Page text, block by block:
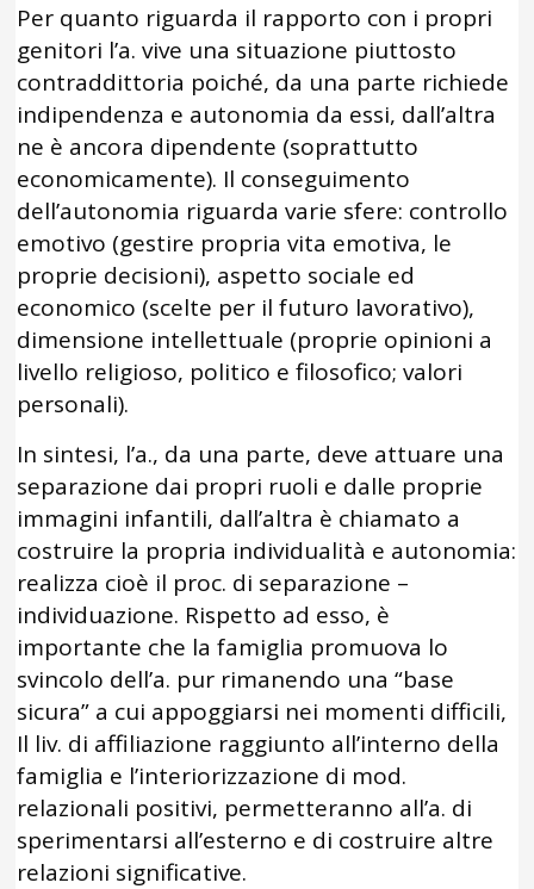
Per quanto riguarda il rapporto con i propri
genitori l’a. vive una situazione piuttosto
contraddittoria poiché, da una parte richiede
indipendenza e autonomia da essi, dall’altra
ne è ancora dipendente (soprattutto
economicamente). Il conseguimento
dell’autonomia riguarda varie sfere: controllo
emotivo (gestire propria vita emotiva, le
proprie decisioni), aspetto sociale ed
economico (scelte per il futuro lavorativo),
dimensione intellettuale (proprie opinioni a
livello religioso, politico e filosofico; valori
personali).
In sintesi, l’a., da una parte, deve attuare una
separazione dai propri ruoli e dalle proprie
immagini infantili, dall’altra è chiamato a
costruire la propria individualità e autonomia:
realizza cioè il proc. di separazione –
individuazione. Rispetto ad esso, è
importante che la famiglia promuova lo
svincolo dell’a. pur rimanendo una “base
sicura” a cui appoggiarsi nei momenti difficili,
Il liv. di affiliazione raggiunto all’interno della
famiglia e l’interiorizzazione di mod.
relazionali positivi, permetteranno all’a. di
sperimentarsi all’esterno e di costruire altre
relazioni significative.